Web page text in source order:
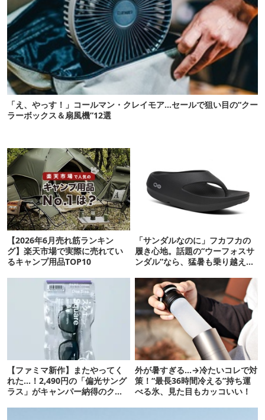
「え、やっす！」コールマン・クレイモア…セールで狙い目の“クー
ラーボックス＆扇風機”12選
【2026年6月売れ筋ランキン
グ】楽天市場で実際に売れてい
るキャンプ用品TOP10
「サンダルなのに」フカフカの
履き心地。話題の“ウーフォスサ
ンダル”なら、猛暑も乗り越えら
【ファミマ新作】またやってく
れた…！2,490円の「偏光サング
ラス」がキャンパー納得のクオ
外が暑すぎる…→冷たいコレで対
策！“最長36時間冷える”持ち運
べる氷、見た目もカッコいい！